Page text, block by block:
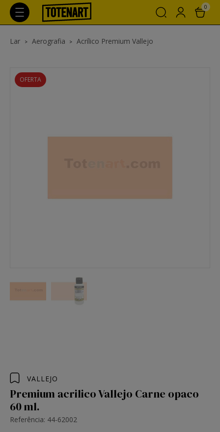
0
Lar Aerografia Acrílico Premium Vallejo
OFERTA
VALLEJO
Premium acrilico Vallejo Carne opaco
60 ml.
Referência: 44-62002